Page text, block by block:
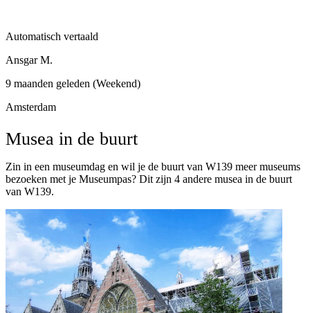
Automatisch vertaald
Ansgar M.
9 maanden geleden (Weekend)
Amsterdam
Musea in de buurt
Zin in een museumdag en wil je de buurt van W139 meer museums
bezoeken met je Museumpas? Dit zijn 4 andere musea in de buurt
van W139.